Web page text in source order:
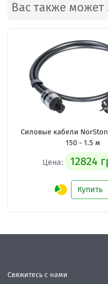
Вас также может
Силовые кабели
150 - 1.5 м
Цена: 12824
Купить
Свяжитесь с нами